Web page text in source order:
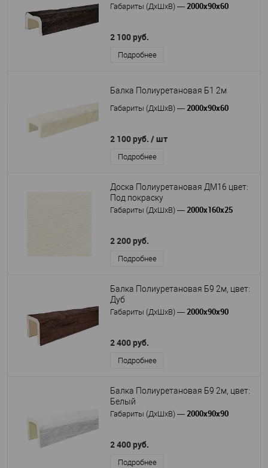
Габариты (ДхШхВ) — 2000х90х60
2 100 руб.
Подробнее
Балка Полиуретановая Б1 2м
Габариты (ДхШхВ) — 2000х90х60
2 100 руб. / шт
Подробнее
Доска Полиуретановая ДМ16 цвет:
Под покраску
Габариты (ДхШхВ) — 2000х160х25
2 200 руб.
Подробнее
Балка Полиуретановая Б9 2м, цвет:
Дуб
Габариты (ДхШхВ) — 2000х90х90
2 400 руб.
Подробнее
Балка Полиуретановая Б9 2м, цвет:
Белый
Габариты (ДхШхВ) — 2000х90х90
2 400 руб.
Подробнее